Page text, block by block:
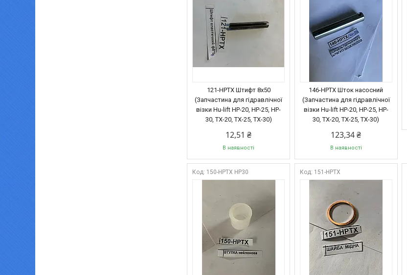
121-HPTX Штифт 8x50
(Запчастина для гідравлічної
візки Hu-lift HP-20, HP-25, HP-
30, TX-20, TX-25, TX-30)
12,51 ₴
В наявності
146-HPTX Шток насосний
(Запчастина для гідравлічної
візки Hu-lift HP-20, HP-25, HP-
30, TX-20, TX-25, TX-30)
123,34 ₴
В наявності
150-HPTX HP30 151-HPTX